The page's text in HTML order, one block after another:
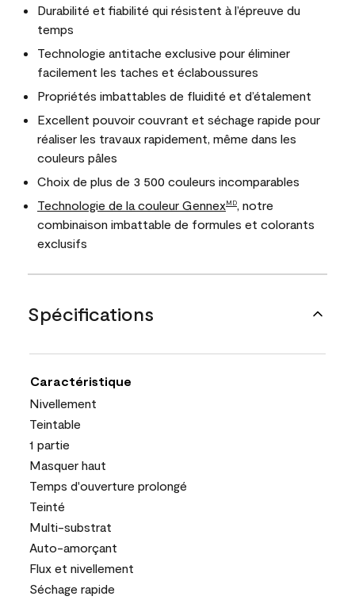
Durabilité et fiabilité qui résistent à l’épreuve du
temps
Technologie antitache exclusive pour éliminer
facilement les taches et éclaboussures
Propriétés imbattables de fluidité et d’étalement
Excellent pouvoir couvrant et séchage rapide pour
réaliser les travaux rapidement, même dans les
couleurs pâles
Choix de plus de 3 500 couleurs incomparables
Technologie de la couleur GennexMD
, notre
combinaison imbattable de formules et colorants
exclusifs
Spécifications
Caractéristique
Nivellement
Teintable
1 partie
Masquer haut
Temps d'ouverture prolongé
Teinté
Multi-substrat
Auto-amorçant
Flux et nivellement
Séchage rapide